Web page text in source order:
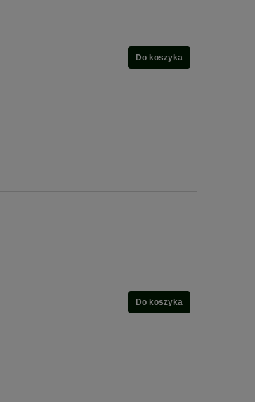
Do koszyka
Do koszyka